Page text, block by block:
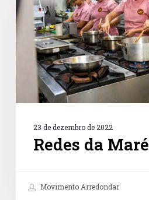
23 de dezembro de 2022
Redes da Maré
Movimento Arredondar